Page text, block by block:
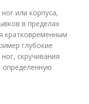
или корпуса,
в пределах
кратковременным
глубокие
скручивания
определенную